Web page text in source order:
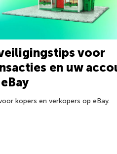
voor
en uw
kopers en verkopers op eBay.